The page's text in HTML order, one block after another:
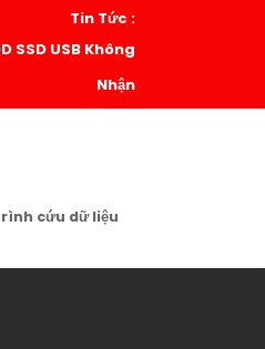
Tin Tức :
SSD USB Không
Nhận
cứu dữ liệu